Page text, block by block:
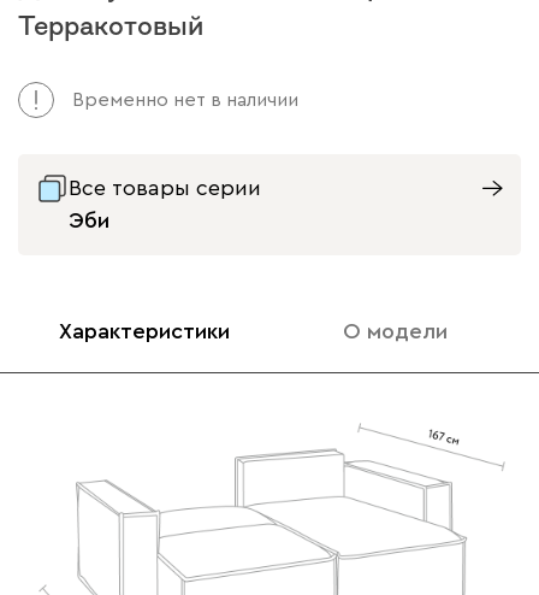
Терракотовый
Временно нет в наличии
Все товары серии
Эби
Характеристики О модели